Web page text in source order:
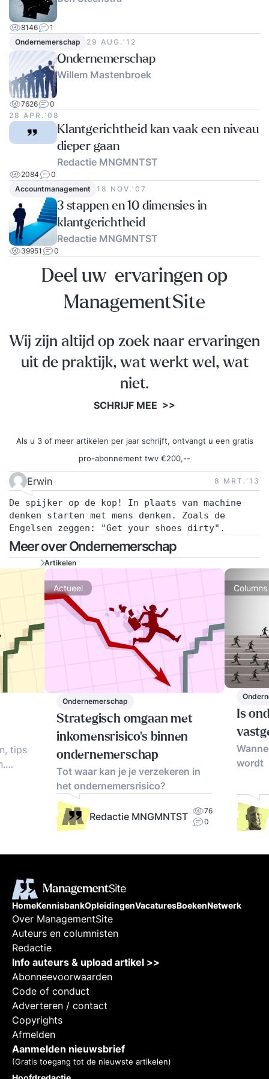
afloop van de training ontvang je een bericht met
de meest belangrijke inzichten over het
onderwerp Proactief en ondernemend
gedrag. Daarnaast verto
8146
1
Ondernemerschap
29 AUG.‘12
Ondernemerschap
Willem Mastenbroek
7626
0
28 APR.‘08
Klantgerichtheid kan vaak een niveau
dieper gaan
Redactie MNGMNTST
2084
0
Accountmanagement
18 NOV.‘07
3 stappen en 10 dimensies in
klantgerichtheid
Redactie MNGMNTST
39951 0
Deel uw ervaringen op
ManagementSite
Wij zijn altijd op zoek naar ervaringen
uit de praktijk, wat werkt wel, wat
niet.
SCHRIJF MEE >>
Als u 3 of meer artikelen per jaar schrijft, ontvangt u een gratis
pro-abonnement twv €200,--
Erwin 8 MRT.‘13
De spijker op de kop! In plaats van machine
denken starten met mens denken. Zoals de
Engelsen zeggen: "Get your shoes dirty".
Meer over Ondernemerschap
tips
Artikelen
Actueel
Ondernemerschap
Strategisch omgaan met
inkomensrisico's binnen
ondernemerschap
Tot waar kan je je verzekeren in
het ondernemersrisico?
Redactie MNGMNTST
76
0
Columns
Is
wordt
HomeKennisbankOpleidingenVacaturesBoekenNetwerk
Over ManagementSite
Auteurs en columnisten
Redactie
Info auteurs & upload artikel >>
Abonneevoorwaarden
Code of conduct
Adverteren / contact
Copyrights
Afmelden
Aanmelden nieuwsbrief
(Gratis toegang tot de nieuwste artikelen)